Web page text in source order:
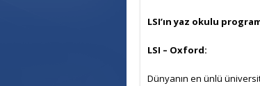
LSI’ın yaz okulu
LSI – Oxford:
Dünyanın en ünlü